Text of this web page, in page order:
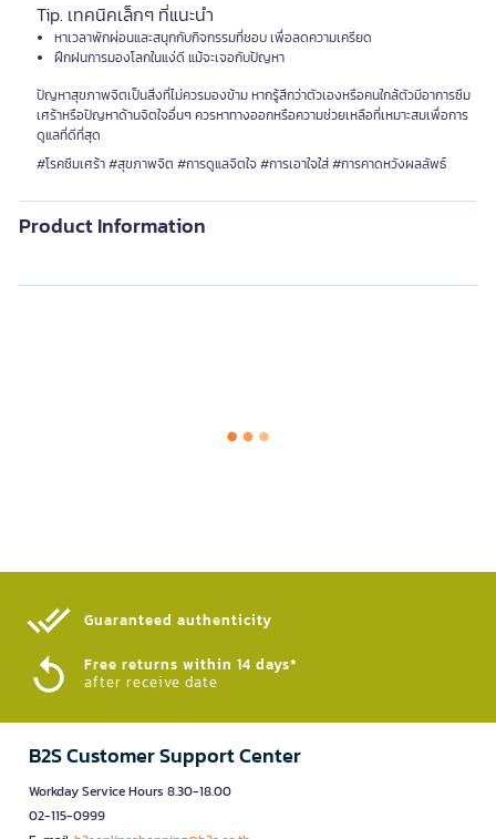
Tip. เทคนิคเล็กๆ ที่แนะนำ
หาเวลาพักผ่อนและสนุกกับกิจกรรมที่ชอบ เพื่อลดความเครียด
ฝึกฝนการมองโลกในแง่ดี แม้จะเจอกับปัญหา
ปัญหาสุขภาพจิตเป็นสิ่งที่ไม่ควรมองข้าม หากรู้สึกว่าตัวเองหรือคนใกล้ตัวมีอาการซึม
เศร้าหรือปัญหาด้านจิตใจอื่นๆ ควรหาทางออกหรือความช่วยเหลือที่เหมาะสมเพื่อการ
ดูแลที่ดีที่สุด
#โรคซึมเศร้า #สุขภาพจิต #การดูแลจิตใจ #การเอาใจใส่ #การคาดหวังผลลัพธ์
Product Information
Guaranteed authenticity​
Free returns within 14 days*
after receive date
B2S Customer Support Center
Workday Service Hours 8.30-18.00
02-115-0999